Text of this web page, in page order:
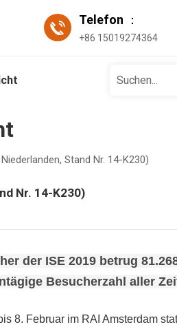
Telefon ：
+86 15019274364
Stand Nr. 14-K230)
Nr. 14-K230)
der ISE 2019 betrug
Besucherzahl aller
8. Februar im RAI Amsterdam